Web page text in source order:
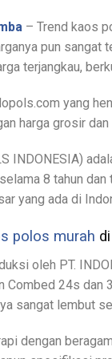
– Trend kaos
pun
terjangkau,
yang
harga grosir
INDONESIA)
8 tahun
yang ada di
polos murah
oleh PT.
Combed 24s
sangat lembut
dengan